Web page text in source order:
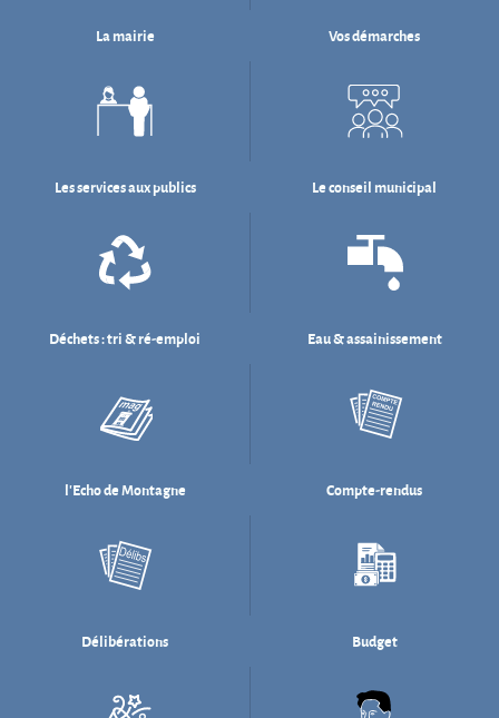
Les services aux publics Le conseil municipal
Déchets : tri & ré-emploi Eau & assainissement
l'Echo de Montagne Compte-rendus
Délibérations Budget
Salle des fêtes Willi Münzenberg